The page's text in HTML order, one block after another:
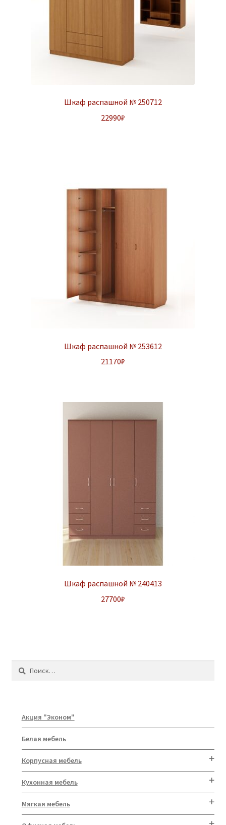
Шкаф распашной № 250712
22990₽
Шкаф распашной № 253612
21170₽
Шкаф распашной № 240413
27700₽
Найти:
Акция "Эконом"
Белая мебель
Корпусная мебель
Кухонная мебель
Мягкая мебель